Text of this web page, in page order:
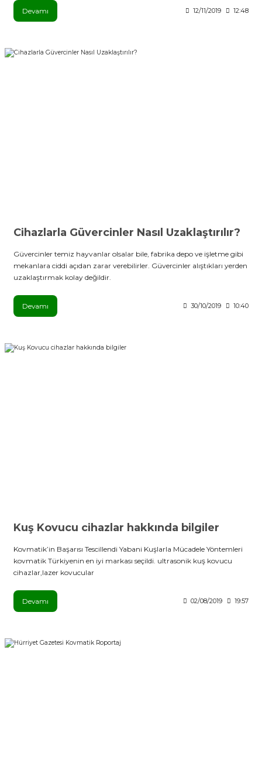
Devamı 12/11/2019 12:48
Cihazlarla Güvercinler Nasıl Uzaklaştırılır?
Güvercinler temiz hayvanlar olsalar bile, fabrika depo ve işletme gibi
mekanlara ciddi açıdan zarar verebilirler. Güvercinler alıştıkları yerden
uzaklaştırmak kolay değildir.
Devamı 30/10/2019 10:40
Kuş Kovucu cihazlar hakkında bilgiler
Kovmatik’in Başarısı Tescillendi Yabani Kuşlarla Mücadele Yöntemleri
kovmatik Türkiyenin en iyi markası seçildi. ultrasonik kuş kovucu
cihazlar,lazer kovucular
Devamı 02/08/2019 19:57